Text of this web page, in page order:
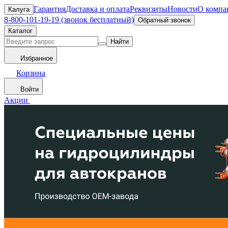
Калуга ГарантияДоставка и оплатаРеквизитыНовостиО
8-800-101-19-19 (звонок бесплатный) Обратный звонок
Каталог
Найти
Избранное
Корзина
Войти
Акции